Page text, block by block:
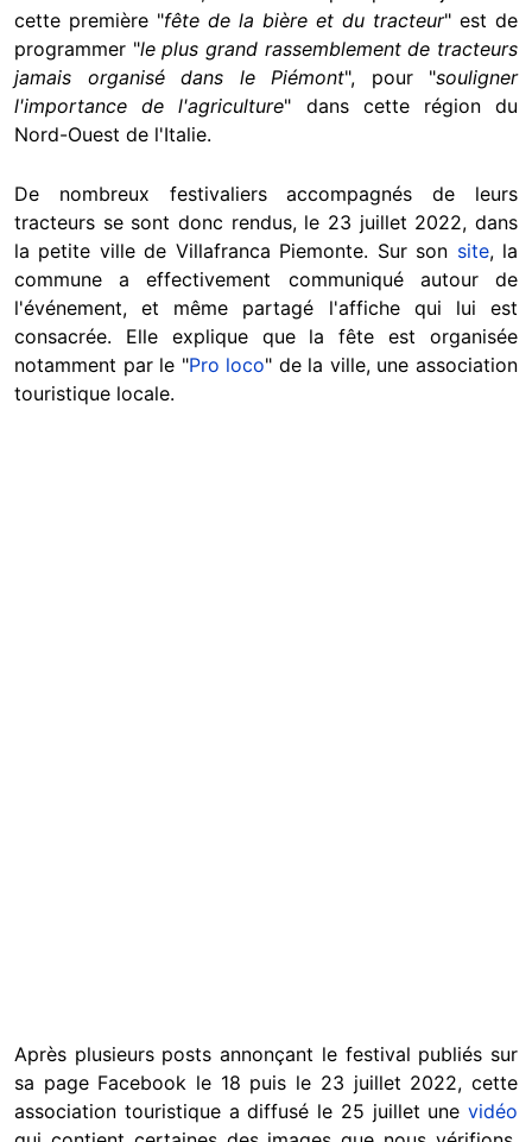
cette première "fête de la bière et du tracteur" est de
programmer "le plus grand rassemblement de tracteurs
jamais organisé dans le Piémont", pour "souligner
l'importance de l'agriculture"
dans cette région du
Nord-Ouest de l'Italie.
De nombreux festivaliers accompagnés de leurs
tracteurs se sont donc rendus, le 23 juillet 2022, dans
la petite ville de Villafranca Piemonte. Sur son site, la
commune a effectivement communiqué autour de
l'événement, et même partagé l'affiche qui lui est
consacrée. Elle explique que la fête est organisée
notamment par le "Pro loco" de la ville, une association
touristique locale.
Après plusieurs posts annonçant le festival publiés sur
sa page Facebook le 18 puis le 23 juillet 2022, cette
association touristique a diffusé le 25 juillet une vidéo